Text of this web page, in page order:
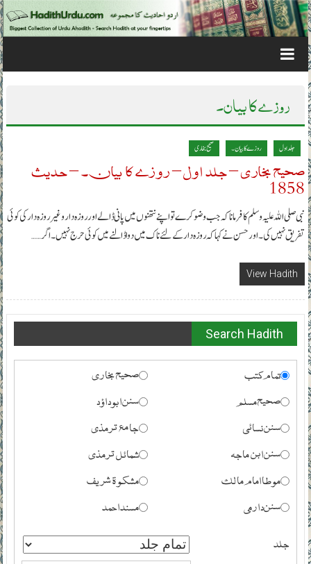
Skip to content
روزے کا بیان۔
جلد اول روزے کا بیان۔ صحیح بخاری
صحیح بخاری – جلد اول – روزے کا بیان۔ – حدیث
1858
نبی صلی اللہ علیہ وسلم کا فرمانا کہ جب وضو کرے تو اپنے نتھنوں میں پانی ڈالے اور روزہ دار وغیر روزہ دار کی کوئی
تفریق نہیں کی ۔ اور حسن نے کہا کہ روزہ دار کے لئے ناک میں دوا ڈالنے میں کوئی حرج نہیں۔ اگر……
View Hadith
Search Hadith
تمام کتب
صحیح بخاری
صحیح مسلم
سنن ابوداؤد
سنن نسائی
جامع ترمذی
سنن ابن ماجہ
شمائل ترمذی
موطا امام مالک
مشکوۃ شریف
سنن دارمی
مسند احمد
جلد